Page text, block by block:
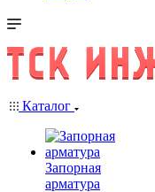
Каталог
Запорная
арматура